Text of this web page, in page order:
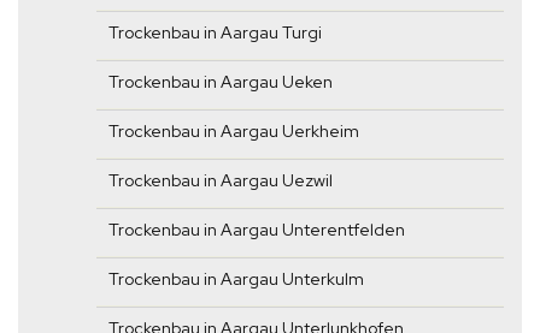
Trockenbau in Aargau Turgi
Trockenbau in Aargau Ueken
Trockenbau in Aargau Uerkheim
Trockenbau in Aargau Uezwil
Trockenbau in Aargau Unterentfelden
Trockenbau in Aargau Unterkulm
Trockenbau in Aargau Unterlunkhofen